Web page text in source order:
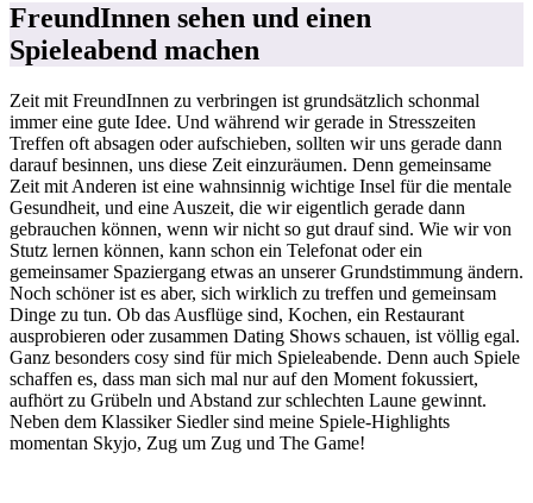
FreundInnen sehen und einen
Spieleabend machen
Zeit mit FreundInnen zu verbringen ist grundsätzlich schonmal
immer eine gute Idee. Und während wir gerade in Stresszeiten
Treffen oft absagen oder aufschieben, sollten wir uns gerade dann
darauf besinnen, uns diese Zeit einzuräumen. Denn gemeinsame
Zeit mit Anderen ist eine wahnsinnig wichtige Insel für die mentale
Gesundheit, und eine Auszeit, die wir eigentlich gerade dann
gebrauchen können, wenn wir nicht so gut drauf sind. Wie wir von
Stutz lernen können, kann schon ein Telefonat oder ein
gemeinsamer Spaziergang etwas an unserer Grundstimmung ändern.
Noch schöner ist es aber, sich wirklich zu treffen und gemeinsam
Dinge zu tun. Ob das Ausflüge sind, Kochen, ein Restaurant
ausprobieren oder zusammen Dating Shows schauen, ist völlig egal.
Ganz besonders cosy sind für mich Spieleabende. Denn auch Spiele
schaffen es, dass man sich mal nur auf den Moment fokussiert,
aufhört zu Grübeln und Abstand zur schlechten Laune gewinnt.
Neben dem Klassiker Siedler sind meine Spiele-Highlights
momentan Skyjo, Zug um Zug und The Game!